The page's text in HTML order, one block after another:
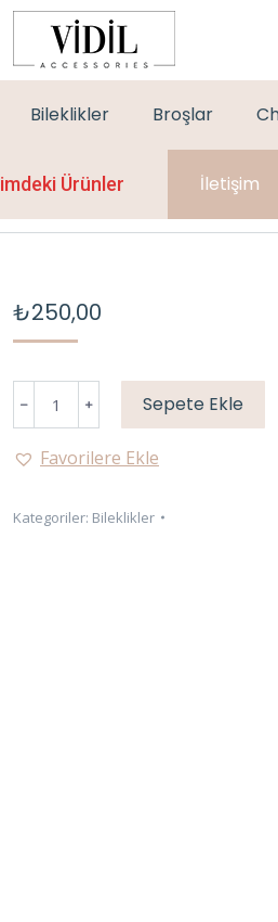
Bileklikler Broşlar
Ürünler İletişim
₺250,00
ZİRKON
YOLU
adet
Sepete Ekle
Favorilere Ekle
Kategoriler: Bileklikler